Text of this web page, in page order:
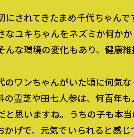
にされてきたまめ千代ちゃん
なユキちゃんをネズミか何か
んな環境の変化もあり、健康
のワンちゃんがいた頃に何気
の霊芝や田七人参は、何百年
と思いますね。うちの子も本
かげで、元気でいられると感